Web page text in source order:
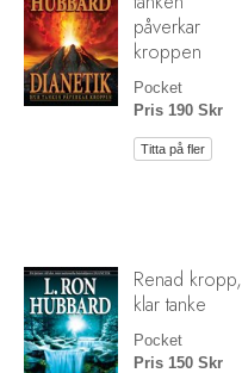
påverkar
kroppen
Pocket
Pris 190 Skr
Titta på fler
Renad kropp,
klar tanke
Pocket
Pris 150 Skr